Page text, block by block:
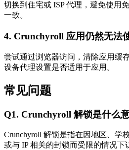
切换到住宅或 ISP 代理，避免使用
一致。
4. Crunchyroll 应用仍然无法
尝试通过浏览器访问，清除应用缓
设备代理设置是否适用于应用。
常见问题
Q1. Crunchyroll 解锁是什么
Crunchyroll 解锁是指在因地区、学
或与 IP 相关的封锁而受限的情况下